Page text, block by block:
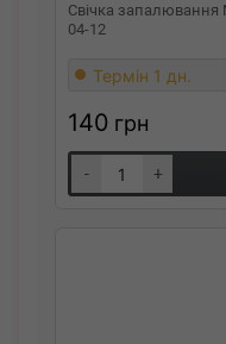
Свічка запалювання
04-12
Термін 1 дн.
140 грн
- +